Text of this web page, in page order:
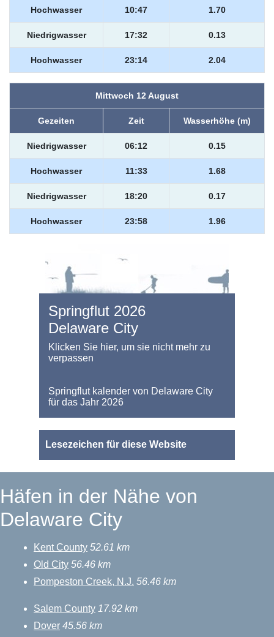
Hochwasser 10:47 1.70
Niedrigwasser 17:32 0.13
Hochwasser 23:14 2.04
Mittwoch 12 August
Gezeiten Zeit Wasserhöhe (m)
Niedrigwasser 06:12 0.15
Hochwasser 11:33 1.68
Niedrigwasser 18:20 0.17
Hochwasser 23:58 1.96
Springflut 2026
Delaware City
Klicken Sie hier, um sie nicht mehr zu
verpassen
Springflut kalender von Delaware City
für das Jahr 2026
Lesezeichen für diese Website
Häfen in der Nähe von
Delaware City
Kent County 52.61 km
Old City 56.46 km
Pompeston Creek, N.J. 56.46 km
Salem County 17.92 km
Dover 45.56 km